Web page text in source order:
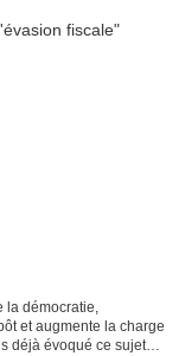
la démocratie,
et augmente la charge
déjà évoqué ce sujet